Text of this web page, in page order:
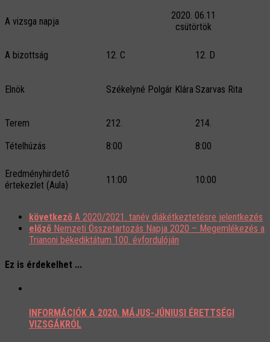
A vizsga napja
2020. 06.11
csütörtök
A bizottság 12. C 12. D
Elnök Székelyné Polgár Klára Szarvas Rita
Terem 212.
214.
Tételhúzás
8:00 8:00
Eredményhirdető
értekezlet (Aula)
11:00 10:00
következő A 2020/2021. tanév diákétkeztetésre jelentkezés
előző Nemzeti Összetartozás Napja 2020 – Megemlékezés a
Trianoni békediktátum 100. évfordulóján
Ez is érdekelhet ...
INFORMÁCIÓK A 2020. MÁJUS-JÚNIUSI ÉRETTSÉGI
VIZSGÁKRÓL